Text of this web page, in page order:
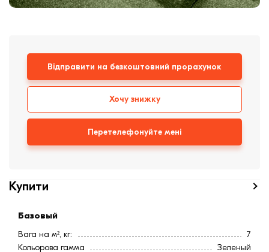
Будівельні суміші
Відправити на безкоштовний прорахунок
Хочу знижку
Перетелефонуйте мені
Купити
Базовый
Вага на м², кг:
7
Кольорова гамма
Зеленый